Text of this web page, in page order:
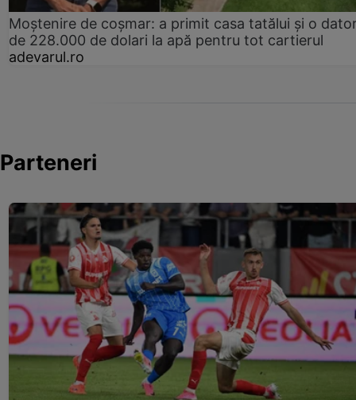
Moștenire de coșmar: a primit casa tatălui și o
de 228.000 de dolari la apă pentru tot cartierul
adevarul.ro
Parteneri